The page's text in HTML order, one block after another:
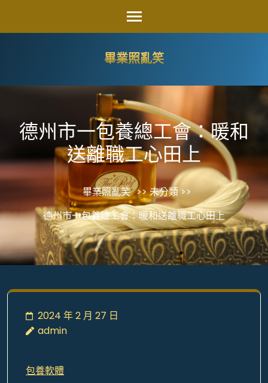
畢業照亂笑
德州市一包養總工會：暖和
送離職工心田上
畢業照亂笑 >> 未分類 >>
德州市一包養總工會：暖和送離職工心田上
2024 年 2 月 27 日
admin
包養軟體